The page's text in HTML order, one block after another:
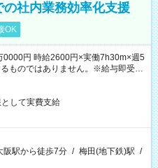
社内業務効率化支援
OK
円 時給2600円×実働7h30m×週5
ものではありません。※給与即受取
有）
して実費支給
阪駅から徒歩7分 / 梅田(地下鉄)駅 /